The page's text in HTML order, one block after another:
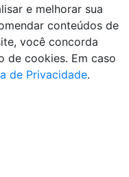
e melhorar sua
conteúdos de
você concorda
de cookies. Em caso
de Privacidade.